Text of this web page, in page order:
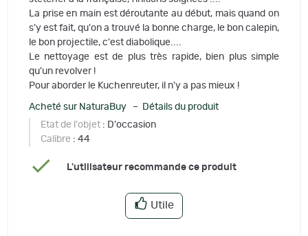
La prise en main est déroutante au début, mais quand on
s'y est fait, qu'on a trouvé la bonne charge, le bon calepin,
le bon projectile, c'est diabolique....
Le nettoyage est de plus très rapide, bien plus simple
qu'un revolver !
Pour aborder le Kuchenreuter, il n'y a pas mieux !
Acheté sur NaturaBuy – Détails du produit
Etat de l'objet : D'occasion
Calibre : 44
L'utilisateur recommande ce produit
Utile